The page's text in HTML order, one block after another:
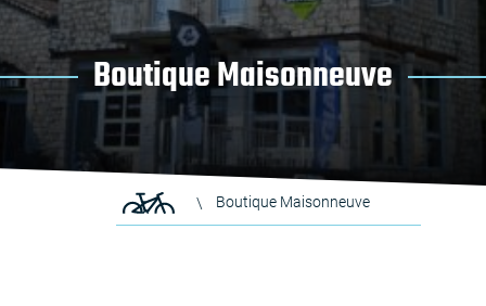
Boutique Maisonneuve
Boutique Maisonneuve